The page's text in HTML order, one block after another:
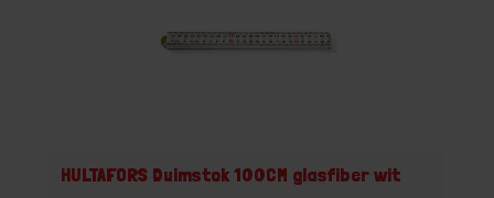
HULTAFORS Duimstok 100CM glasfiber wit